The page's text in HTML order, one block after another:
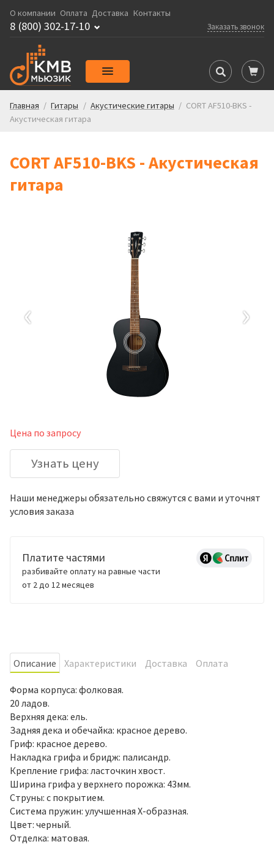
О компании Оплата Доставка Контакты
Заказать звонок
8 (800) 302-17-10
Главная / Гитары / Акустические гитары / CORT AF510-BKS -
Акустическая гитара
CORT AF510-BKS - Акустическая
гитара
‹ ›
Цена по запросу
Узнать цену
Наши менеджеры обязательно свяжутся с вами и уточнят
условия заказа
Платите частями
разбивайте оплату на равные части
от 2 до 12 месяцев
Oписание Характеристики Доставка Оплата
Форма корпуса: фолковая.
20 ладов.
Верхняя дека: ель.
Задняя дека и обечайка: красное дерево.
Гриф: красное дерево.
Накладка грифа и бридж: палисандр.
Крепление грифа: ласточкин хвост.
Ширина грифа у верхнего порожка: 43мм.
Струны: с покрытием.
Система пружин: улучшенная X-образная.
Цвет: черный.
Отделка: матовая.